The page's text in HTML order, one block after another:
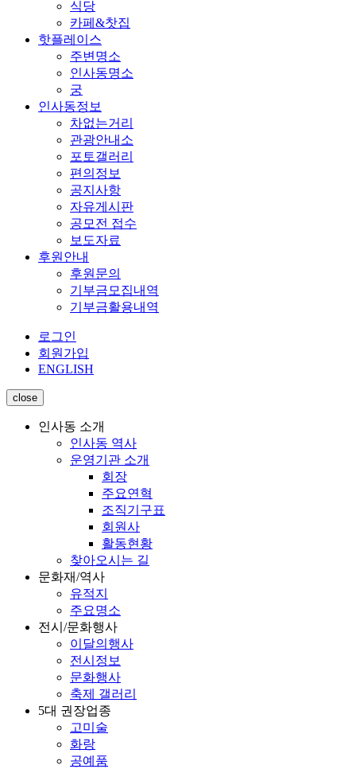
식당
카페&찻집
핫플레이스
주변명소
인사동명소
궁
인사동정보
차없는거리
관광안내소
포토갤러리
편의정보
공지사항
자유게시판
공모전 접수
보도자료
후원안내
후원문의
기부금모집내역
기부금활용내역
로그인
회원가입
ENGLISH
close
인사동 소개
인사동 역사
운영기관 소개
회장
주요연혁
조직기구표
회원사
활동현황
찾아오시는 길
문화재/역사
유적지
주요명소
전시/문화행사
이달의행사
전시정보
문화행사
축제 갤러리
5대 권장업종
고미술
화랑
공예품